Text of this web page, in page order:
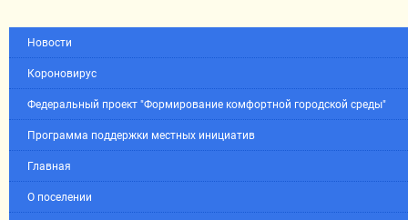
Новости
Короновирус
Федеральный проект "Формирование комфортной городской среды"
Программа поддержки местных инициатив
Главная
О поселении